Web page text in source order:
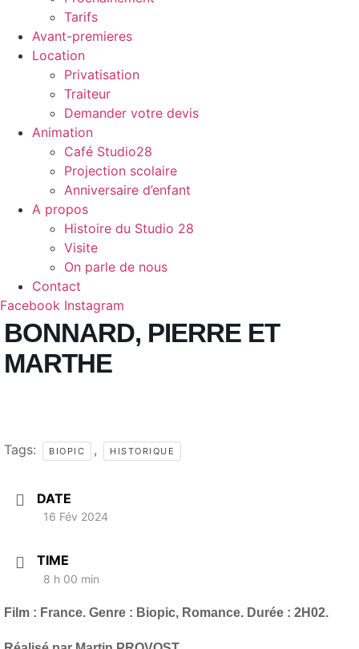
Tarifs
Avant-premieres
Location
Privatisation
Traiteur
Demander votre devis
Animation
Café Studio28
Projection scolaire
Anniversaire d’enfant
A propos
Histoire du Studio 28
Visite
On parle de nous
Contact
Facebook Instagram
BONNARD, PIERRE ET
MARTHE
Tags: BIOPIC , HISTORIQUE
DATE
16 Fév 2024
TIME
8 h 00 min
Film : France. Genre : Biopic, Romance. Durée : 2H02.